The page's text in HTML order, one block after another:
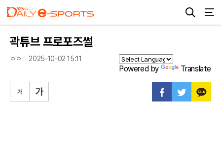
곽튜브 프로포즈썰
ㅇㅇ 2025-10-02 15:11
Powered by Translate